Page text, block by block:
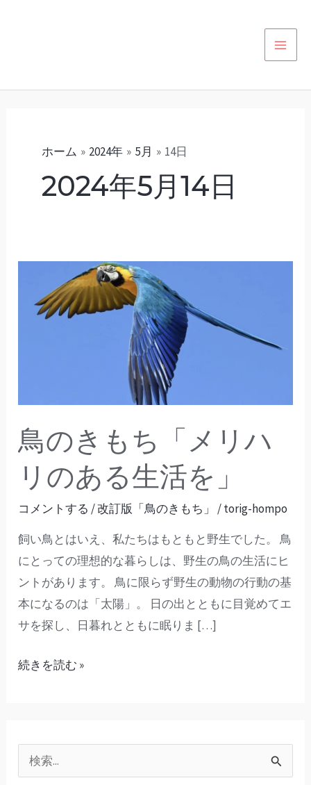
ホーム 2024年 5月 14日
2024年5月14日
鳥のきもち「メリハ
リのある生活を」
コメントする /改訂版「鳥のきもち」 /torig-hompo
飼い鳥とはいえ、私たちはもともと野生でした。 鳥
にとっての理想的な暮らしは、野生の鳥の生活にヒ
ントがあります。 鳥に限らず野生の動物の行動の基
本になるのは「太陽」。 日の出とともに目覚めてエ
サを探し、日暮れとともに眠りま […]
リ
の
あ
る
続きを読む »
検